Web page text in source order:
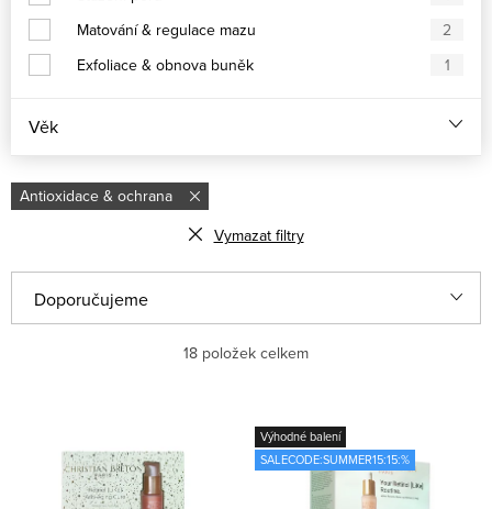
Matování & regulace mazu
2
Exfoliace & obnova buněk
1
Věk
Antioxidace & ochrana
Vymazat filtry
ý
a
Doporučujeme
Nejprodávanější
18 položek celkem
Výhodné balení
SALECODE:SUMMER15:15:%